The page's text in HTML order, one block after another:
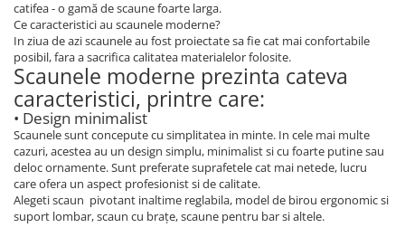
catifea - o gamă de scaune foarte larga.
Ce caracteristici au scaunele moderne?
In ziua de azi scaunele au fost proiectate sa fie cat mai confortabile
posibil, fara a sacrifica calitatea materialelor folosite.
Scaunele moderne prezinta cateva
caracteristici, printre care:
• Design minimalist
Scaunele sunt concepute cu simplitatea in minte. In cele mai multe
cazuri, acestea au un design simplu, minimalist si cu foarte putine sau
deloc ornamente. Sunt preferate suprafetele cat mai netede, lucru
care ofera un aspect profesionist si de calitate.
Alegeti scaun pivotant inaltime reglabila, model de birou ergonomic si
suport lombar, scaun cu brațe, scaune pentru bar si altele.